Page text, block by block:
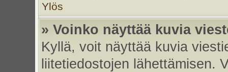
Ylös
» Voinko näyttää kuvia
Kyllä, voit näyttää kuvia
liitetiedostojen lähettämisen.